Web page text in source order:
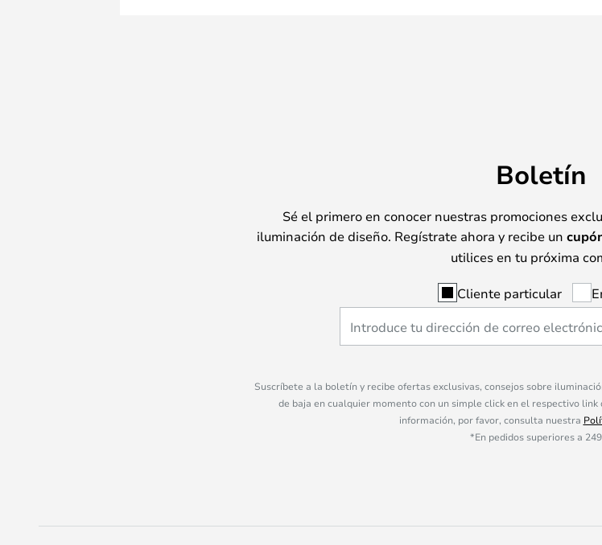
Boletín
Sé el primero en conocer nuestras promociones
iluminación de diseño. Regístrate ahora y recibe un
utilices en tu próxima
Cliente particular
Suscríbete a la boletín y recibe ofertas exclusivas, consejos sobre
de baja en cualquier momento con un simple click en el respectivo
información, por favor, consulta nuestra
*En pedidos superiores a